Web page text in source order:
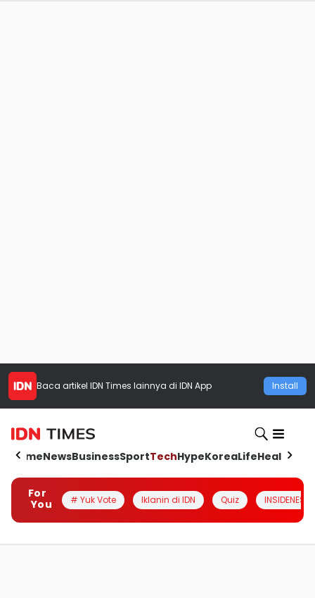
Baca artikel IDN Times lainnya di IDN App Install
HomeNewsBusinessSportTechHypeKoreaLifeHealth
For
You
# Yuk Vote Iklanin di IDN Quiz INSIDENESIA